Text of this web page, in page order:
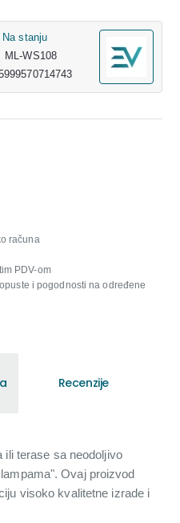
Na stanju
ML-WS108
računa
PDV-om
i pogodnosti na određene
Recenzije
terase sa neodoljivo
Ovaj proizvod
visoko kvalitetne izrade i